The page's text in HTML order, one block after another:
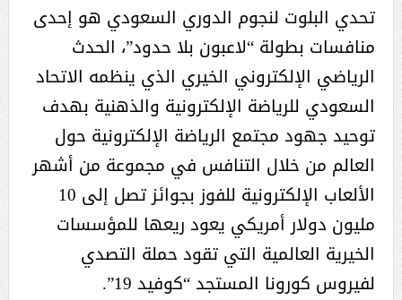
تحدي البلوت لنجوم الدوري السعودي هو إحدى
منافسات بطولة “لاعبون بلا حدود”، الحدث
الرياضي الإلكتروني الخيري الذي ينظمه الاتحاد
السعودي للرياضة الإلكترونية والذهنية بهدف
توحيد جهود مجتمع الرياضة الإلكترونية حول
العالم من خلال التنافس في مجموعة من أشهر
الألعاب الإلكترونية للفوز بجوائز تصل إلى 10
مليون دولار أمريكي يعود ريعها للمؤسسات
الخيرية العالمية التي تقود حملة التصدي
لفيروس كورونا المستجد “كوفيد 19”.